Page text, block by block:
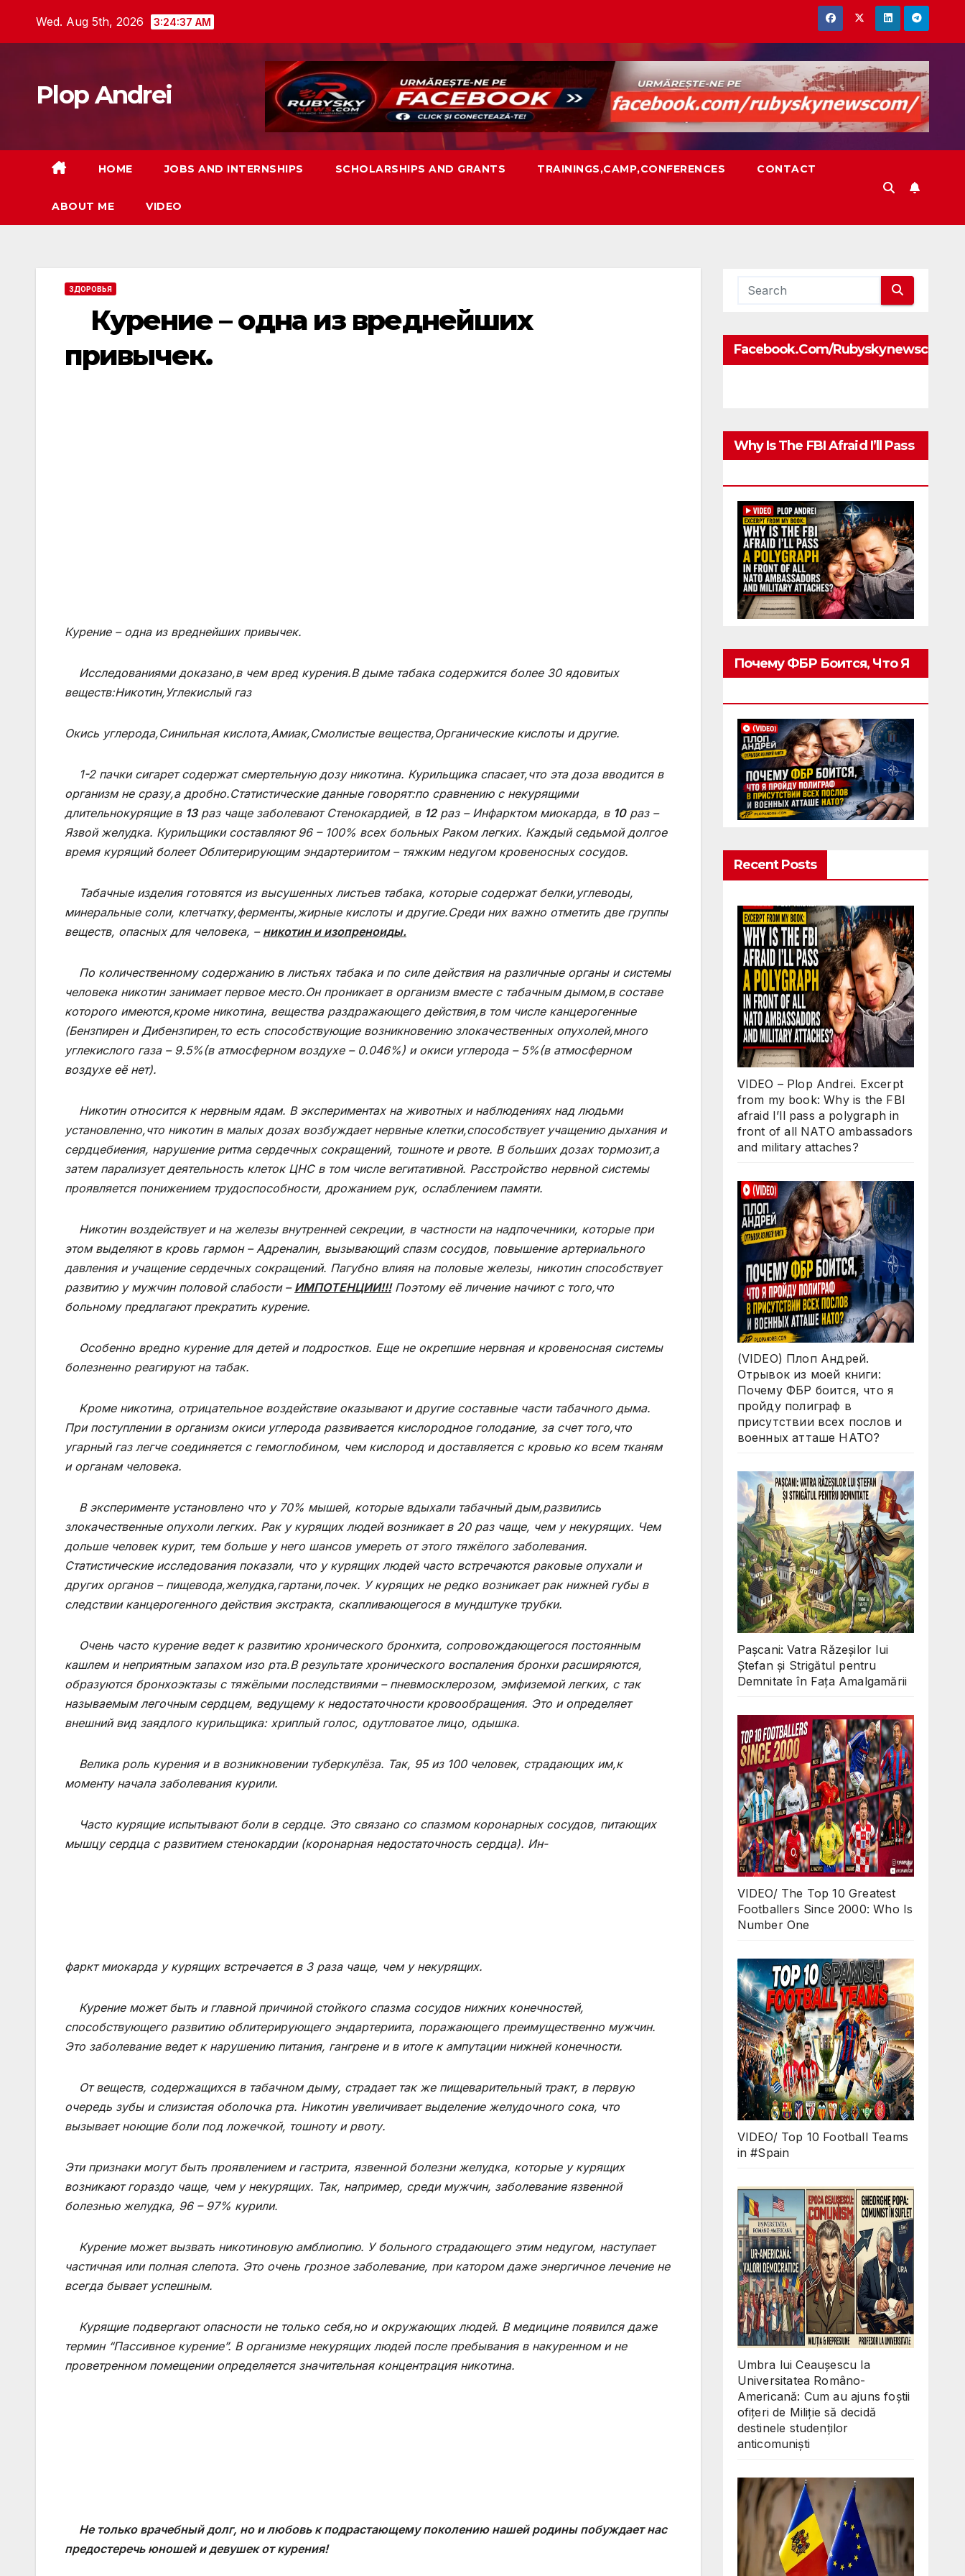
Wed. Aug 5th, 2026 3:24:38 AM
Plop Andrei
HOME JOBS AND INTERNSHIPS SCHOLARSHIPS AND GRANTS TRAININGS,CAMP,CONFERENCES CONTACT
ABOUT ME VIDEO
ЗДОРОВЬЯ
Курение – одна из вреднейших
привычек.
Курение – одна из вреднейших привычек.
Исследованиями доказано,в чем вред курения.В дыме табака содержится более 30 ядовитых
веществ:Никотин,Углекислый газ
Окись углерода,Синильная кислота,Амиак,Смолистые вещества,Органические кислоты и другие.
1-2 пачки сигарет содержат смертельную дозу никотина. Курильщика спасает,что эта доза вводится в
организм не сразу,а дробно.Статистические данные говорят:по сравнению с некурящими
длительнокурящие в 13раз чаще заболевают Стенокардией, в 12раз – Инфарктом миокарда, в 10раз –
Язвой желудка. Курильщики составляют 96 – 100% всех больных Раком легких. Каждый седьмой долгое
время курящий болеет Облитерирующим эндартериитом – тяжким недугом кровеносных сосудов.
Табачные изделия готовятся из высушенных листьев табака, которые содержат белки,углеводы,
минеральные соли, клетчатку,ферменты,жирные кислоты и другие.Среди них важно отметить две группы
веществ, опасных для человека, – никотин и изопреноиды.
По количественному содержанию в листьях табака и по силе действия на различные органы и системы
человека никотин занимает первое место.Он проникает в организм вместе с табачным дымом,в составе
которого имеются,кроме никотина, вещества раздражающего действия,в том числе канцерогенные
(Бензпирен и Дибензпирен,то есть способствующие возникновению злокачественных опухолей,много
углекислого газа – 9.5%(в атмосферном воздухе – 0.046%) и окиси углерода – 5%(в атмосферном
воздухе её нет).
Никотин относится к нервным ядам. В экспериментах на животных и наблюдениях над людьми
установленно,что никотин в малых дозах возбуждает нервные клетки,способствует учащению дыхания и
сердцебиения, нарушение ритма сердечных сокращений, тошноте и рвоте. В больших дозах тормозит,а
затем парализует деятельность клеток ЦНС в том числе вегитативной. Расстройство нервной системы
проявляется понижением трудоспособности, дрожанием рук, ослаблением памяти.
Никотин воздействует и на железы внутренней секреции, в частности на надпочечники, которые при
этом выделяют в кровь гармон – Адреналин, вызывающий спазм сосудов, повышение артериального
давления и учащение сердечных сокращений. Пагубно влияя на половые железы, никотин способствует
развитию у мужчин половой слабости – ИМПОТЕНЦИИ!!!Поэтому её личение начиют с того,что
больному предлагают прекратить курение.
Особенно вредно курение для детей и подростков. Еще не окрепшие нервная и кровеносная системы
болезненно реагируют на табак.
Кроме никотина, отрицательное воздействие оказывают и другие составные части табачного дыма.
При поступлении в организм окиси углерода развивается кислородное голодание, за счет того,что
угарный газ легче соединяется с гемоглобином, чем кислород и доставляется с кровью ко всем тканям
и органам человека.
В эксперименте установлено что у 70% мышей, которые вдыхали табачный дым,развились
злокачественные опухоли легких. Рак у курящих людей возникает в 20 раз чаще, чем у некурящих. Чем
дольше человек курит, тем больше у него шансов умереть от этого тяжёлого заболевания.
Статистические исследования показали, что у курящих людей часто встречаются раковые опухали и
других органов – пищевода,желудка,гартани,почек. У курящих не редко возникает рак нижней губы в
следствии канцерогенного действия экстракта, скапливающегося в мундштуке трубки.
Очень часто курение ведет к развитию хронического бронхита, сопровождающегося постоянным
кашлем и неприятным запахом изо рта.В результате хронического воспаления бронхи расширяются,
образуются бронхоэктазы с тяжёлыми последствиями – пневмосклерозом, эмфиземой легких, с так
называемым легочным сердцем, ведущему к недостаточности кровообращения. Это и определяет
внешний вид заядлого курильщика: хриплый голос, одутловатое лицо, одышка.
Велика роль курения и в возникновении туберкулёза. Так, 95 из 100 человек, страдающих им,к
моменту начала заболевания курили.
Часто курящие испытывают боли в сердце. Это связано со спазмом коронарных сосудов, питающих
мышцу сердца с развитием стенокардии (коронарная недостаточность сердца). Ин-
фаркт миокарда у курящих встречается в 3 раза чаще, чем у некурящих.
Курение может быть и главной причиной стойкого спазма сосудов нижних конечностей,
способствующего развитию облитерирующего эндартериита, поражающего преимущественно мужчин.
Это заболевание ведет к нарушению питания, гангрене и в итоге к ампутации нижней конечности.
От веществ, содержащихся в табачном дыму, страдает так же пищеварительный тракт, в первую
очередь зубы и слизистая оболочка рта. Никотин увеличивает выделение желудочного сока, что
вызывает ноющие боли под ложечкой, тошноту и рвоту.
Эти признаки могут быть проявлением и гастрита, язвенной болезни желудка, которые у курящих
возникают гораздо чаще, чем у некурящих. Так, например, среди мужчин, заболевание язвенной
болезнью желудка, 96 – 97% курили.
Курение может вызвать никотиновую амблиопию. У больного страдающего этим недугом, наступает
частичная или полная слепота. Это очень грозное заболевание, при катором даже энергичное лечение не
всегда бывает успешным.
Курящие подвергают опасности не только себя,но и окружающих людей. В медицине появился даже
термин “Пассивное курение”. В организме некурящих людей после пребывания в накуренном и не
проветренном помещении определяется значительная концентрация никотина.
Не только врачебный долг, но и любовь к подрастающему поколению нашей родины побуждает нас
предостеречь юношей и девушек от курения!
Facebook.com/rubyskynewscom
Why Is The FBI Afraid I’ll Pass
Почему ФБР Боится, Что Я
Recent Posts
VIDEO – Plop Andrei. Excerpt
from my book: Why is the FBI
afraid I’ll pass a polygraph in
front of all NATO ambassadors
and military attaches?
(VIDEO) Плоп Андрей.
Отрывок из моей книги:
Почему ФБР боится, что я
пройду полиграф в
присутствии всех послов и
военных атташе НАТО?
Pașcani: Vatra Răzeșilor lui
Ștefan și Strigătul pentru
Demnitate în Fața Amalgamării
VIDEO/ The Top 10 Greatest
Footballers Since 2000: Who Is
Number One
VIDEO/ Top 10 Football Teams
in #Spain
Umbra lui Ceaușescu la
Universitatea Româno-
Americană: Cum au ajuns foștii
ofițeri de Miliție să decidă
destinele studenților
anticomuniști